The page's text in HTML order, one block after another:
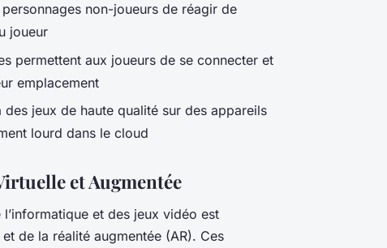
non-joueurs de réagir de
joueur
permettent aux joueurs de se connecter et
emplacement
jeux de haute qualité sur des appareils
lourd dans le cloud
et Augmentée
et des jeux vidéo est
de la réalité augmentée (AR). Ces